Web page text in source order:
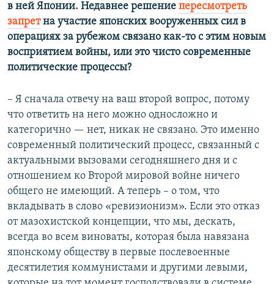
в ней Японии. Недавнее решение пересмотреть
запретна участие японских вооруженных сил в
операциях за рубежом связано как-то с этим новым
восприятием войны, или это чисто современные
политические процессы?
– Я сначала отвечу на ваш второй вопрос, потому
что ответить на него можно односложно и
категорично — нет, никак не связано. Это именно
современный политический процесс, связанный с
актуальными вызовами сегодняшнего дня и с
отношением ко Второй мировой войне ничего
общего не имеющий. А теперь – о том, что
вкладывать в слово «ревизионизм». Если это отказ
от мазохистской концепции, что мы, дескать,
всегда во всем виноваты, которая была навязана
японскому обществу в первые послевоенные
десятилетия коммунистами и другими левыми,